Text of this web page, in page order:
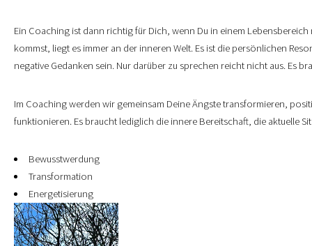
Ein Coaching ist dann richtig für Dich, wenn Du in einem
kommst, liegt es immer an der inneren Welt. Es ist die persönlichen
negative Gedanken sein. Nur darüber zu sprechen reicht nicht aus. Es
Im Coaching werden wir gemeinsam Deine Ängste transformieren,
funktionieren. Es braucht lediglich die innere Bereitschaft, die aktuelle
Bewusstwerdung
Transformation
Energetisierung